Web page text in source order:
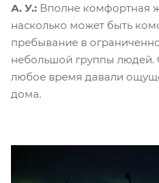
А. У.: Вполне комфортная
насколько может быть
пребывание в
небольшой группы людей.
любое время давали
дома.